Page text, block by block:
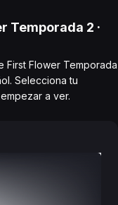
Temporada 2 ·
First Flower Temporada
Selecciona tu
a ver.